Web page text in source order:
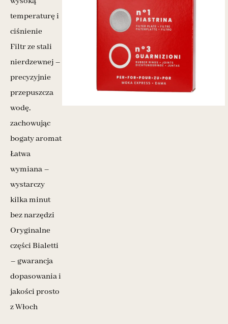
temperaturę i
ciśnienie
Filtr ze stali
nierdzewnej –
precyzyjnie
przepuszcza
wodę,
zachowując
bogaty aromat
Łatwa
wymiana –
wystarczy
kilka minut
bez narzędzi
Oryginalne
części Bialetti
– gwarancja
dopasowania i
jakości prosto
z Włoch